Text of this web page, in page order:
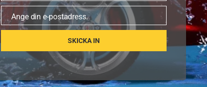
E-
post
Ange din e-postadress.
SKICKA IN